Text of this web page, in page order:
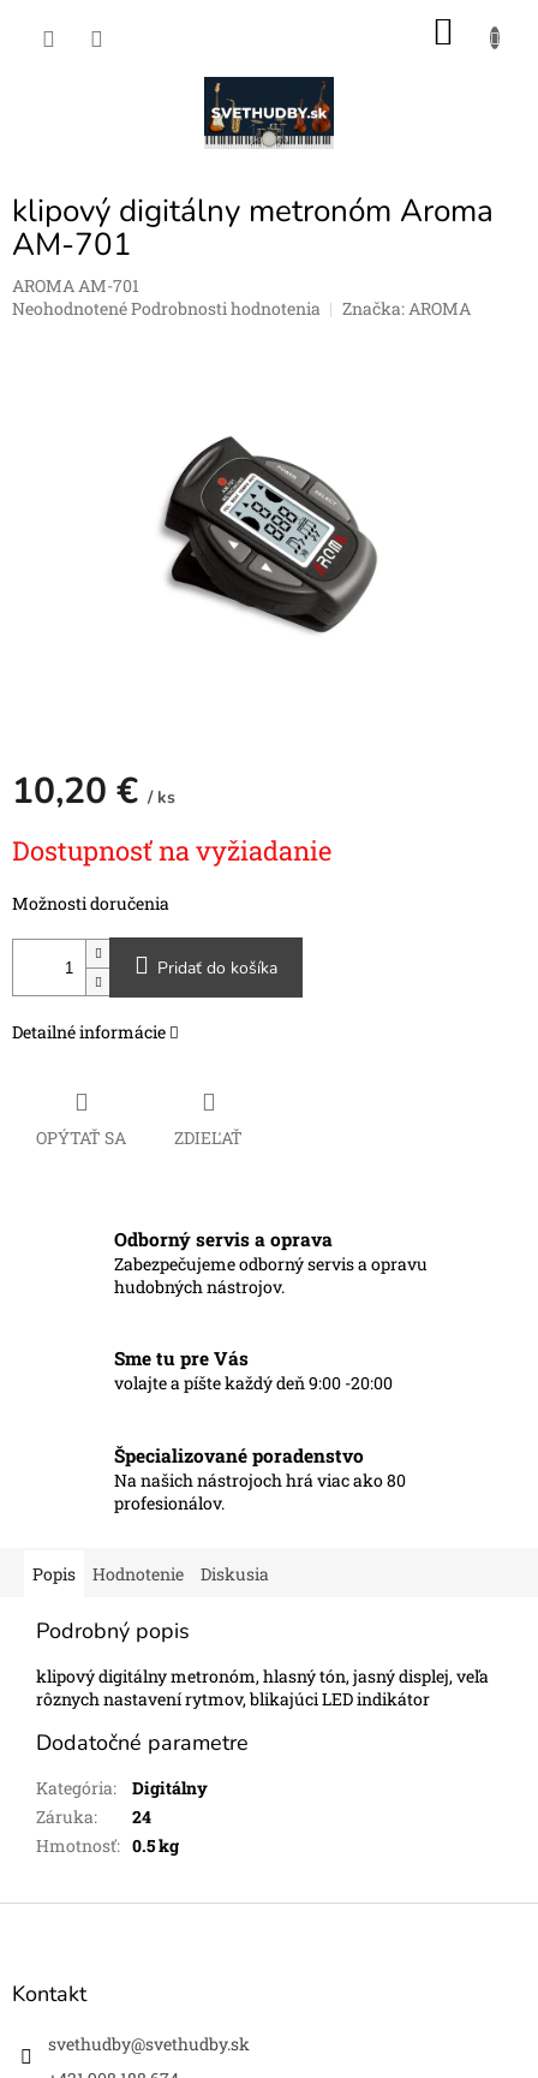
klipový digitálny metronóm Aroma
AM-701
AROMA AM-701
Priemerné
NeohodnotenéPodrobnosti hodnotenia Značka:AROMA
10,20 € / ks
cena:
Dostupnosť na vyžiadanie
Možnosti doručenia
Pridať do košíka
Detailné informácie
OPÝTAŤ SA ZDIEĽAŤ
Odborný servis a oprava
Zabezpečujeme odborný servis a opravu
hudobných nástrojov.
Sme tu pre Vás
volajte a píšte každý deň 9:00 -20:00
Špecializované poradenstvo
Na našich nástrojoch hrá viac ako 80
profesionálov.
Popis Hodnotenie Diskusia
Podrobný popis
klipový digitálny metronóm, hlasný tón, jasný displej, veľa
rôznych nastavení rytmov, blikajúci LED indikátor
Dodatočné parametre
Kategória:
Digitálny
Záruka:
24
Hmotnosť: 0.5 kg
Z
Kontakt
svethudby@svethudby.sk